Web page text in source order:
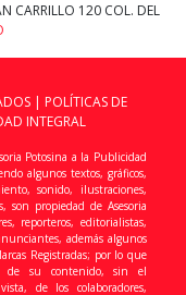
CARRILLO 120 COL. DEL
| POLÍTICAS DE
INTEGRAL
Potosina a la Publicidad
algunos textos, gráficos,
sonido, ilustraciones,
son propiedad de Asesoria
reporteros, editorialistas,
además algunos
Registradas; por lo que
de su contenido, sin el
de los colaboradores,